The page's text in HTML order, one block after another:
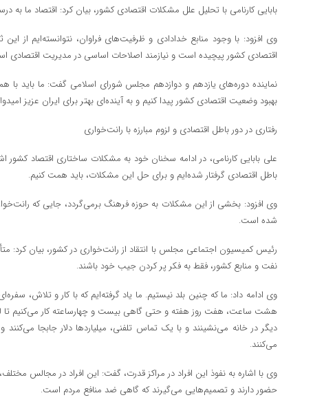
بابایی کارنامی با تحلیل علل مشکلات اقتصادی کشور، بیان کرد: اقتصاد ما به
وی افزود: با وجود منابع خدادادی و ظرفیت‌های فراوان، نتوانسته‌ایم از
اقتصادی کشور پیچیده است و نیازمند اصلاحات اساسی در مدیریت اقتصادی
نماینده دوره‌های یازدهم و دوازدهم مجلس شورای اسلامی گفت: ما باید با
بهبود وضعیت اقتصادی کشور پیدا کنیم و به آینده‌ای بهتر برای ایران عزیز
رفتاری در دور باطل اقتصادی و لزوم مبارزه با رانت‌خواری
علی بابایی کارنامی، در ادامه سخنان خود به مشکلات ساختاری اقتصاد کشور
باطل اقتصادی گرفتار شده‌ایم و برای حل این مشکلات، باید همت کنیم.
وی افزود: بخشی از این مشکلات به حوزه فرهنگ برمی‌گردد، جایی که
شده است.
رئیس کمیسیون اجتماعی مجلس با انتقاد از رانت‌خواری در کشور، بیان کرد:
نفت و منابع کشور، فقط به فکر پر کردن جیب خود باشند.
وی ادامه داد: ما که چنین بلد نیستیم. ما یاد گرفته‌ایم که با کار و تلاش،
هشت ساعت، هفت روز هفته و حتی گاهی بیست و چهارساعته کار می‌کنیم تا
دیگر در خانه می‌نشینند و با یک تماس تلفنی، میلیاردها دلار جابجا می‌کنند
می‌کنند.
وی با اشاره به نفوذ این افراد در مراکز قدرت، گفت: این افراد در مجالس
حضور دارند و تصمیم‌هایی می‌گیرند که گاهی ضد منافع مردم است.